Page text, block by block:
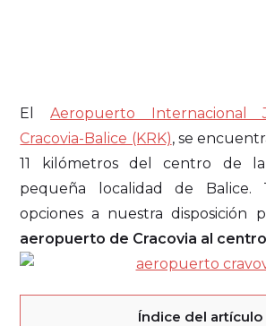
ElAeropuerto
Cracovia-Balice (KRK), se
11 kilómetros del centro de
pequeña localidad de Balice.
opciones a nuestra disposición
aeropuerto de Cracovia al
Índice del artículo